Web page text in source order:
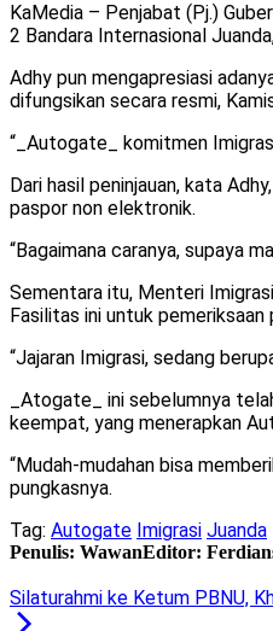
KaMedia – Penjabat (Pj.)
2 Bandara Internasional
Adhy pun mengapresiasi
difungsikan secara resmi,
“_Autogate_ komitmen
Dari hasil peninjauan, kata
paspor non elektronik.
“Bagaimana caranya, supaya
Sementara itu, Menteri
Fasilitas ini untuk
“Jajaran Imigrasi, sedang
_Atogate_ ini sebelumnya
keempat, yang menerapkan
“Mudah-mudahan bisa
pungkasnya.
Tag: Autogate Imigrasi Juanda
Penulis: WawanEditor:
Silaturahmi ke Ketum PBNU,